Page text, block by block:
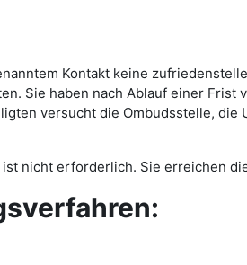
Kontakt keine
Sie haben nach Ablauf einer Frist
versucht die Ombudsstelle,
nicht erforderlich. Sie erreichen